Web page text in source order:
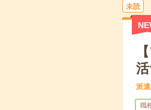
未読
派
職